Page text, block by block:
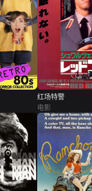
红场特警
电影